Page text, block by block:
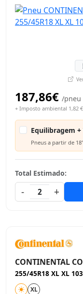
187,86€ /pneu
+ Imposto ambiental 1,82
Equilibragem +
Pneus a partir de 18"
Total Estimado:
-
2 +
CONTINENTAL
255/45R18 XL XL
XL